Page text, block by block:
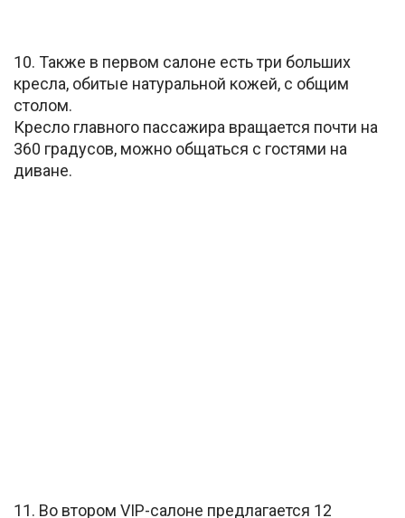
10. Также в первом салоне есть три больших
кресла, обитые натуральной кожей, с общим
столом.
Кресло главного пассажира вращается почти на
360 градусов, можно общаться с гостями на
диване.
11. Во втором VIP-салоне предлагается 12